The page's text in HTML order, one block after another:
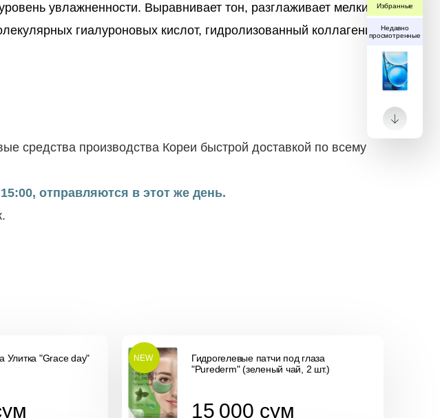
увлажненности. Выравнивает тон, разглаживает мелкие
гиалуроновых кислот, гидролизованный коллагени
средства производства Кореи быстрой доставкой по всему
отправляются в этот же день.
Улитка "Grace day"
Гидрогелевые патчи под глаза
"Purederm" (зеленый чай, 2 шт.)
15 000 сум
NEW
Избранные
Недавно
просмотренные